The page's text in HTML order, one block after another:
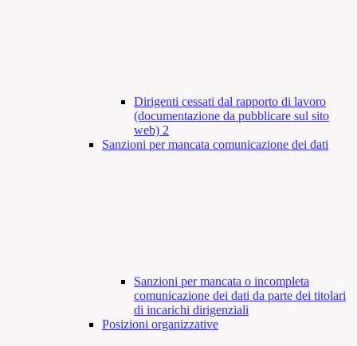
Dirigenti cessati dal rapporto di lavoro
(documentazione da pubblicare sul sito
web) 2
Sanzioni per mancata comunicazione dei dati
Sanzioni per mancata o incompleta
comunicazione dei dati da parte dei titolari
di incarichi dirigenziali
Posizioni organizzative